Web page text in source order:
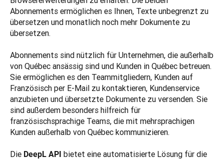
Abonnements ermöglichen es Ihnen, Texte unbegrenzt zu
übersetzen und monatlich noch mehr Dokumente zu
übersetzen.
Abonnements sind nützlich für Unternehmen, die außerhalb
von Québec ansässig sind und Kunden in Québec betreuen.
Sie ermöglichen es den Teammitgliedern, Kunden auf
Französisch per E-Mail zu kontaktieren, Kundenservice
anzubieten und übersetzte Dokumente zu versenden. Sie
sind außerdem besonders hilfreich für
französischsprachige Teams, die mit mehrsprachigen
Kunden außerhalb von Québec kommunizieren.
Die DeepL API bietet eine automatisierte Lösung für die